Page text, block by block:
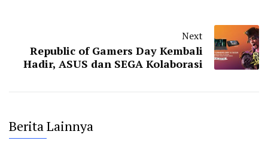
Next
Republic of Gamers Day Kembali
Hadir, ASUS dan SEGA Kolaborasi
Berita Lainnya